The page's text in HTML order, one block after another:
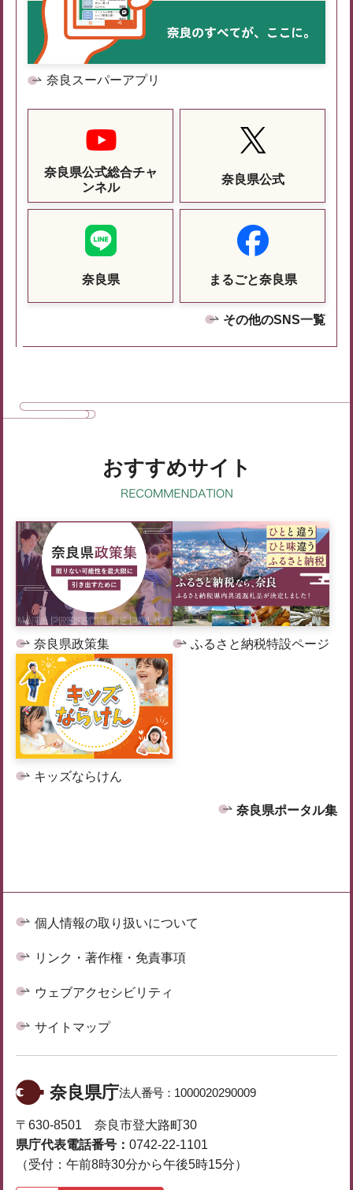
奈良スーパーアプリ
奈良県公式総合チャ
ンネル
奈良県公式
奈良県 まるごと奈良県
その他のSNS一覧
おすすめサイト
奈良県政策集 ふるさと納税特設ページ
キッズならけん
奈良県ポータル集
個人情報の取り扱いについて
リンク・著作権・免責事項
ウェブアクセシビリティ
サイトマップ
奈良県庁法人番号： 1000020290009
〒630-8501 奈良市登大路町30
県庁代表電話番号： 0742-22-1101
（受付：午前8時30分から午後5時15分）